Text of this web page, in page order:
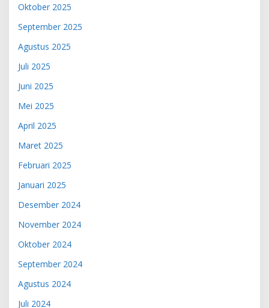
Oktober 2025
September 2025
Agustus 2025
Juli 2025
Juni 2025
Mei 2025
April 2025
Maret 2025
Februari 2025
Januari 2025
Desember 2024
November 2024
Oktober 2024
September 2024
Agustus 2024
Juli 2024